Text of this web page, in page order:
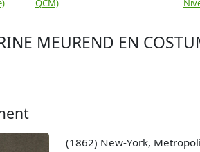
QCM)
MEUREND EN
(1862) New-York,